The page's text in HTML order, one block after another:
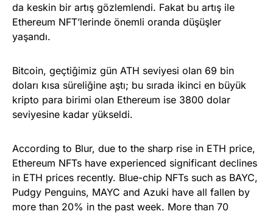
da keskin bir artış gözlemlendi. Fakat bu artış ile
Ethereum NFT’lerinde önemli oranda düşüşler
yaşandı.
Bitcoin, geçtiğimiz gün ATH seviyesi olan 69 bin
doları kısa süreliğine aştı; bu sırada ikinci en büyük
kripto para birimi olan Ethereum ise 3800 dolar
seviyesine kadar yükseldi.
According to Blur, due to the sharp rise in ETH price,
Ethereum NFTs have experienced significant declines
in ETH prices recently. Blue-chip NFTs such as BAYC,
Pudgy Penguins, MAYC and Azuki have all fallen by
more than 20% in the past week. More than 70